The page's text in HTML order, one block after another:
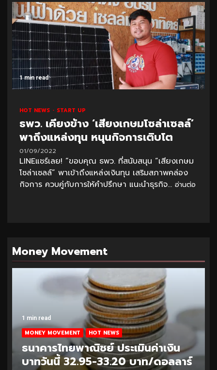
1 min read
HOT NEWS START UP
ธพว. เคียงข้าง ‘เสียงเกษมโซล่าเซลล์’
พาถึงแหล่งทุน หนุนกิจการเติบโต
01/09/2022
LINEแชร์เลย! “ขอบคุณ ธพว. ที่สนับสนุน “เสียงเกษม
โซล่าเซลล์” พาเข้าถึงแหล่งเงินทุน เสริมสภาพคล่อง
กิจการ ควบคู่กับการให้คำปรึกษา แนะนำธุรกิจ... อ่านต่อ
Money Movement
1 min read
MONEY MOVEMENT HOT NEWS
ธนาคารไทยพาณิชย์ ประเมินค่าเงิน
บาทวันนี้ 32.95-33.20 บาท/ดอลลาร์